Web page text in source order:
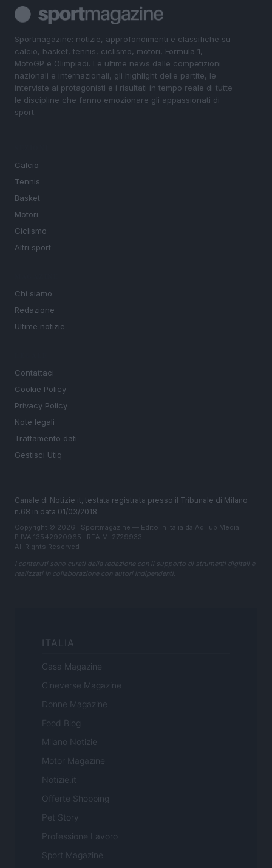
Sportmagazine: notizie, approfondimenti e classifiche su
calcio, basket, tennis, ciclismo, motori, Formula 1,
MotoGP e Olimpiadi. Le ultime news dalle competizioni
nazionali e internazionali, gli highlight delle partite, le
interviste ai protagonisti e i risultati in tempo reale di tutte
le discipline che fanno emozionare gli appassionati di
sport.
Calcio
Tennis
Basket
Motori
Ciclismo
Altri sport
Chi siamo
Redazione
Ultime notizie
Contattaci
Cookie Policy
Privacy Policy
Note legali
Trattamento dati
Gestisci Utiq
Canale di Notizie.it, testata registrata presso il Tribunale di Milano
n.68 in data 01/03/2018
Copyright © 2026 · Sportmagazine — Edito in Italia da AdHub Media
P.IVA 13542920965 · REA MI 2729933
All Rights Reserved
I contenuti sono curati dalla redazione con il supporto di strumenti digitali e
realizzati in collaborazione con autori indipendenti.
ITALIA
Casa Magazine
Cineverse Magazine
Donne Magazine
Food Blog
Milano Notizie
Motor Magazine
Notizie.it
Offerte Shopping
Pet Story
Professione Lavoro
Sport Magazine